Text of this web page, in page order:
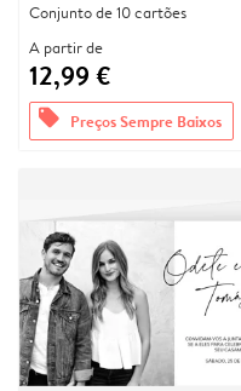
Conjunto de 10 cartões
A partir de
12,99 €
offers Preços Sempre Baixos